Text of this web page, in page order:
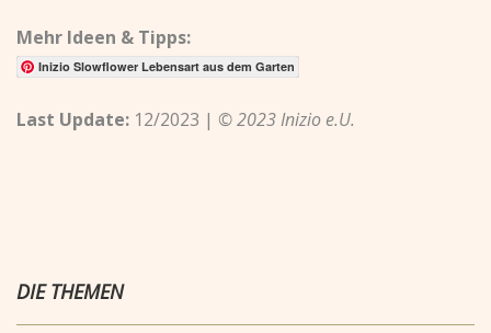
Mehr Ideen & Tipps:
Inizio Slowflower Lebensart aus dem Garten
Last Update: 12/2023 | © 2023 Inizio e.U.
DIE THEMEN